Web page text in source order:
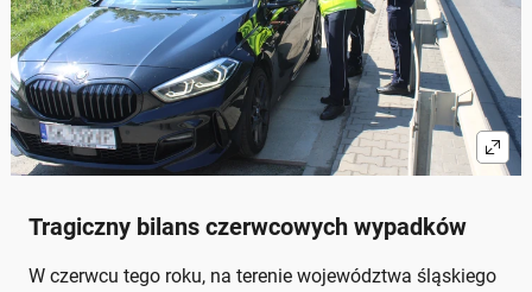
Tragiczny bilans czerwcowych wypadków
W czerwcu tego roku, na terenie województwa śląskiego